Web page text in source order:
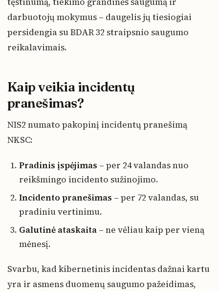
darbuotojų mokymus – daugelis jų tiesiogiai
persidengia su BDAR 32 straipsnio saugumo
reikalavimais.
Kaip veikia incidentų
pranešimas?
NIS2 numato pakopinį incidentų pranešimą
NKSC:
Pradinis įspėjimas – per 24 valandas nuo
reikšmingo incidento sužinojimo.
Incidento pranešimas – per 72 valandas, su
pradiniu vertinimu.
Galutinė ataskaita – ne vėliau kaip per vieną
mėnesį.
Svarbu, kad kibernetinis incidentas dažnai kartu
yra ir asmens duomenų saugumo pažeidimas,